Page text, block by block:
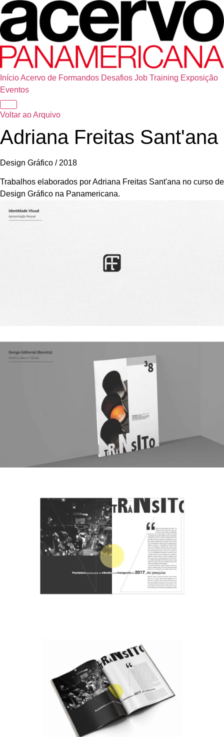
InícioAcervo de Formandos Desafios Job Training Exposição
Eventos
Voltar ao Arquivo
Adriana Freitas Sant'ana
Design Gráfico / 2018
Trabalhos elaborados por Adriana Freitas Sant'ana no curso de
Design Gráfico na Panamericana.